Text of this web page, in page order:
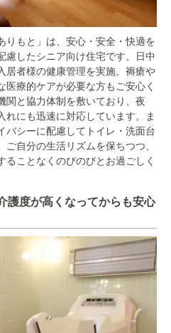
りもと」は、安心・安全・快適を
慮したシニア向け住宅です。日中
居者様の健康管理を実施。褥瘡や
療的ケアが必要な方もご安心く
関と協力体制を敷いており、夜
れにも迅速に対応しています。ま
バシーに配慮してトイレ・洗面台
自分の生活リズムを保ちつつ、
ことなくのびのびとお過ごしく
護度が高くなってからも安心